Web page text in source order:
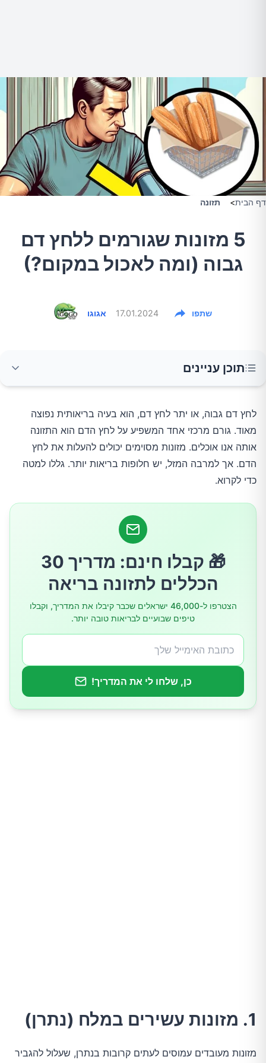
דף הבית> תזונה
5 מזונות שגורמים ללחץ דם
גבוה (ומה לאכול במקום?)
אגוגו 17.01.2024 שתפו
תוכן עניינים
1. מזונות עשירים במלח (נתרן)
2. בשרים שומניים
3. אלכוהול
לחץ דם גבוה, או יתר לחץ דם, הוא בעיה בריאותית נפוצה
מאוד. גורם מרכזי אחד המשפיע על לחץ הדם הוא התזונה
אותה אנו אוכלים. מזונות מסוימים יכולים להעלות את לחץ
הדם. אך למרבה המזל, יש חלופות בריאות יותר. גללו למטה
כדי לקרוא.
🎁 קבלו חינם: מדריך 30
הכללים לתזונה בריאה
הצטרפו ל-46,000 ישראלים שכבר קיבלו את המדריך, וקבלו
טיפים שבועיים לבריאות טובה יותר.
כן, שלחו לי את המדריך!
1. מזונות עשירים במלח (נתרן)
מזונות מעובדים עמוסים לעתים קרובות בנתרן, שעלול להגביר